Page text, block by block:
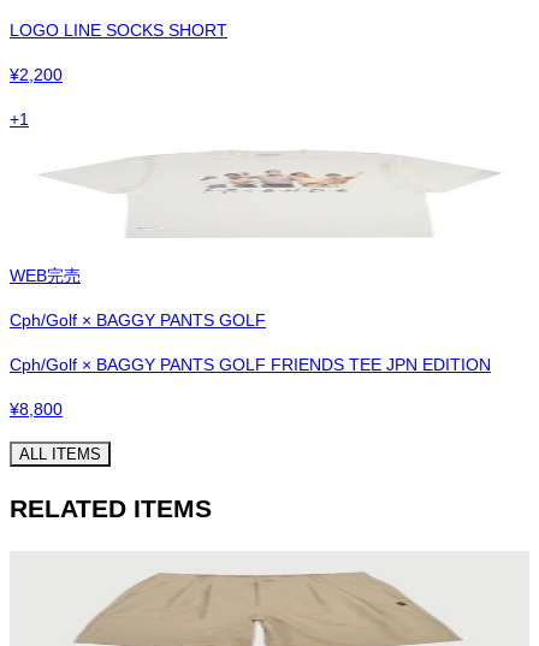
LOGO LINE SOCKS SHORT
¥2,200
+1
WEB完売
Cph/Golf × BAGGY PANTS GOLF
Cph/Golf × BAGGY PANTS GOLF FRIENDS TEE JPN EDITION
¥8,800
ALL ITEMS
RELATED ITEMS